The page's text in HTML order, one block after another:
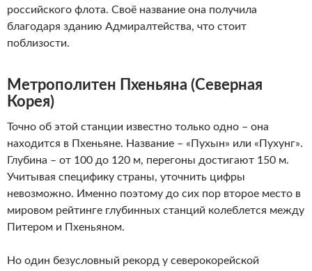
российского флота. Своё название она получила
благодаря зданию Адмиралтейства, что стоит
поблизости.
Метрополитен Пхеньяна (Северная
Корея)
Точно об этой станции известно только одно – она
находится в Пхеньяне. Название – «Пухын» или «Пухунг».
Глубина – от 100 до 120 м, перегоны достигают 150 м.
Учитывая специфику страны, уточнить цифры
невозможно. Именно поэтому до сих пор второе место в
мировом рейтинге глубинных станций колеблется между
Питером и Пхеньяном.
Но один безусловный рекорд у северокорейской